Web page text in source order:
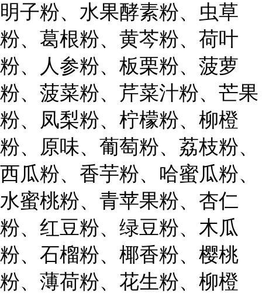
明子粉、水果酵素粉、虫草
粉、葛根粉、黄芩粉、荷叶
粉、人参粉、板栗粉、菠萝
粉、菠菜粉、芹菜汁粉、芒果
粉、凤梨粉、柠檬粉、柳橙
粉、原味、葡萄粉、荔枝粉、
西瓜粉、香芋粉、哈蜜瓜粉、
水蜜桃粉、青苹果粉、杏仁
粉、红豆粉、绿豆粉、木瓜
粉、石榴粉、椰香粉、樱桃
粉、薄荷粉、花生粉、柳橙